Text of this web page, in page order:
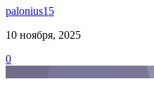
palonius15
10 ноября, 2025
0